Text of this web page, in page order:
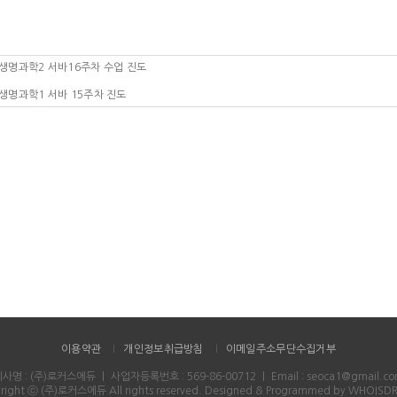
생명과학2 서바16주차 수업 진도
생명과학1 서바 15주차 진도
이용약관 개인정보취급방침 이메일주소무단수집거부
사명 : (주)로커스에듀 사업자등록번호 : 569-86-00712
Email :
ⓒ (주)로커스에듀 All rights reserved.
Designed & Programmed by